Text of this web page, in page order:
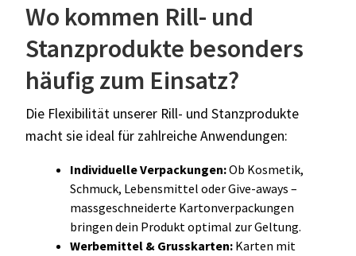
Wo kommen Rill- und
Stanzprodukte besonders
häufig zum Einsatz?
Die Flexibilität unserer Rill- und Stanzprodukte
macht sie ideal für zahlreiche Anwendungen:
Individuelle Verpackungen:Ob Kosmetik,
Schmuck, Lebensmittel oder Give-aways –
massgeschneiderte Kartonverpackungen
bringen dein Produkt optimal zur Geltung.
Werbemittel & Grusskarten: Karten mit